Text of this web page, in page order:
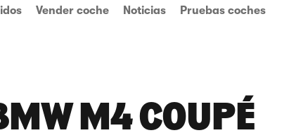
Vender coche Noticias Pruebas coches
M4 COUPÉ